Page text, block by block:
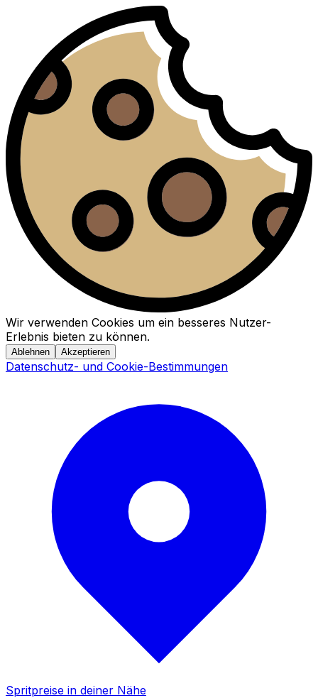
Wir verwenden Cookies um ein besseres Nutzer-
Erlebnis bieten zu können.
Ablehnen Akzeptieren
Datenschutz- und Cookie-Bestimmungen
Spritpreise in deiner Nähe